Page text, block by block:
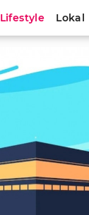
Lifestyle Lokal